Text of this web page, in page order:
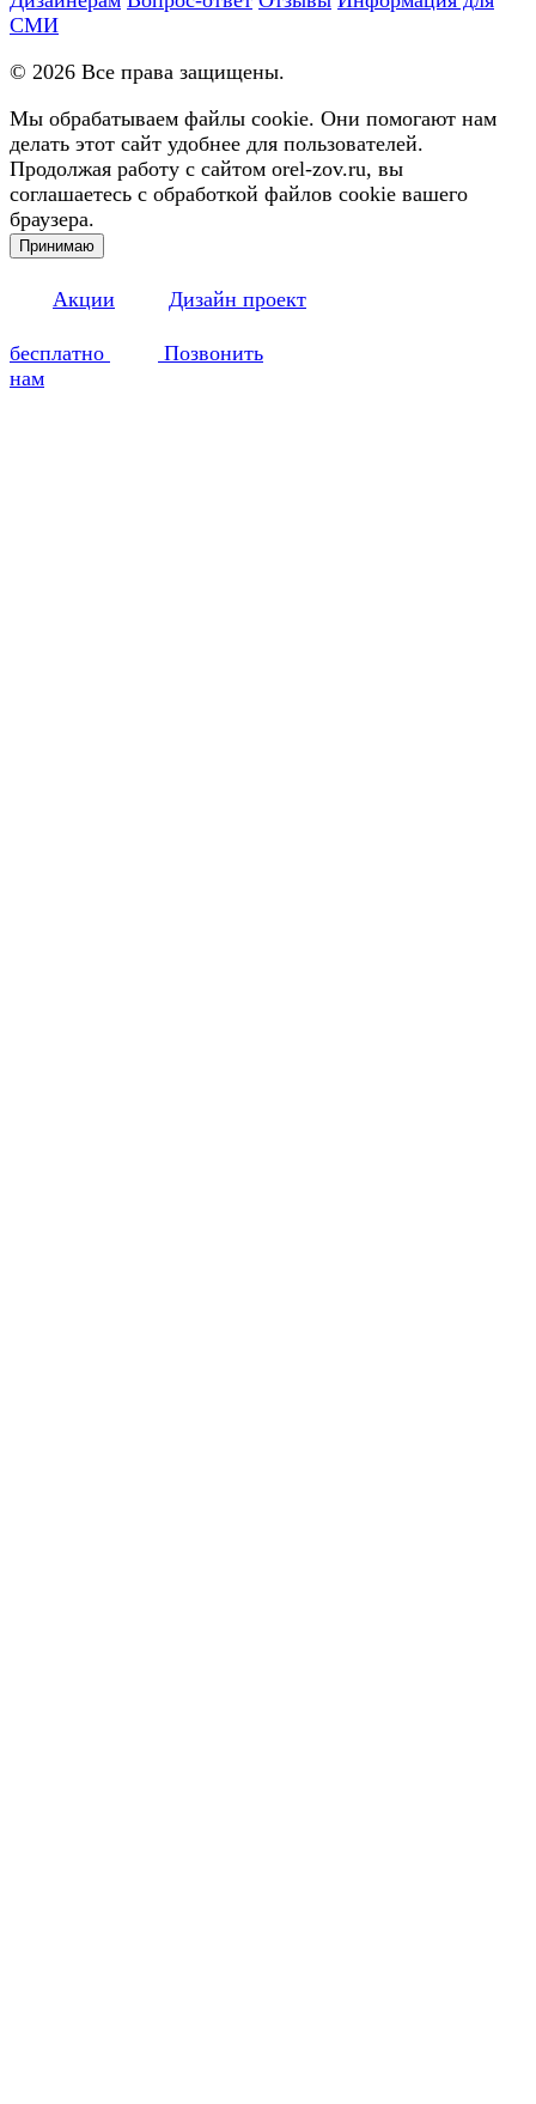
СМИ
© 2026 Все права защищены.
Мы обрабатываем файлы cookie. Они помогают нам
делать этот сайт удобнее для пользователей.
Продолжая работу с сайтом orel-zov.ru, вы
соглашаетесь с обработкой файлов cookie вашего
браузера.
Принимаю
Акции Дизайн проект
бесплатно
Позвонить
нам